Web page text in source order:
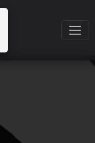
Castres | Forge del